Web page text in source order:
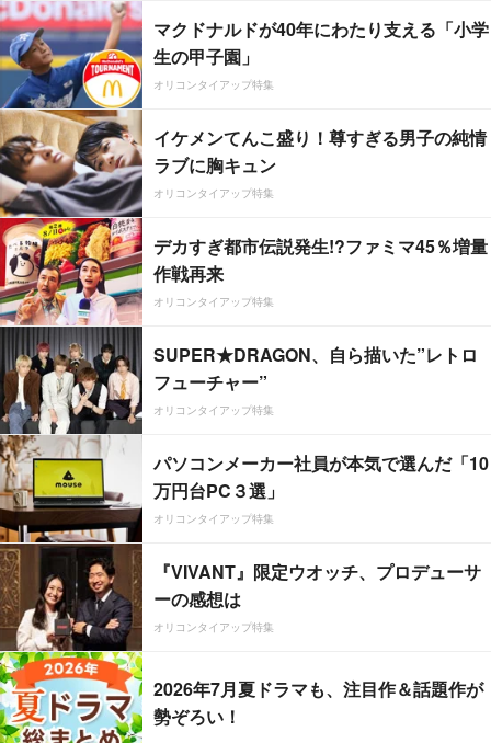
マクドナルドが40年にわたり支える「小学
生の甲子園」
オリコンタイアップ特集
イケメンてんこ盛り！尊すぎる男子の純情
ラブに胸キュン
オリコンタイアップ特集
デカすぎ都市伝説発生!?ファミマ45％増量
作戦再来
オリコンタイアップ特集
SUPER★DRAGON、自ら描いた”レトロ
フューチャー”
オリコンタイアップ特集
パソコンメーカー社員が本気で選んだ「10
万円台PC３選」
オリコンタイアップ特集
『VIVANT』限定ウオッチ、プロデューサ
ーの感想は
オリコンタイアップ特集
2026年7月夏ドラマも、注目作＆話題作が
勢ぞろい！